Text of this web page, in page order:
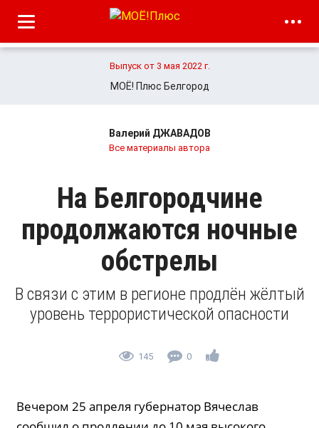
Выпуск от 3 мая 2022 г.
МОЁ! Плюс Белгород
Валерий ДЖАВАДОВ
Все материалы автора
На Белгородчине
продолжаются ночные
обстрелы
В связи с этим в регионе продлён жёлтый
уровень террористической опасности
145 0
Вечером 25 апреля губернатор Вячеслав